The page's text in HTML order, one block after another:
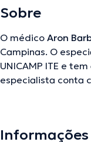
Sobre
O médico Aron
Campinas. O
UNICAMP ITE e
especialista conta
publicações. Por
Informações